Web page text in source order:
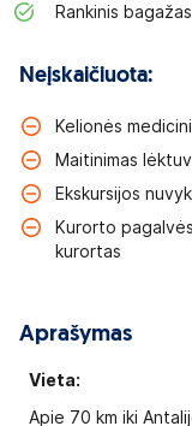
Rankinis
Neįskaičiuota:
Kelionės
Maitinimas
Ekskursijos
Kurorto
kurortas
Aprašymas
Vieta:
Apie 70 km iki